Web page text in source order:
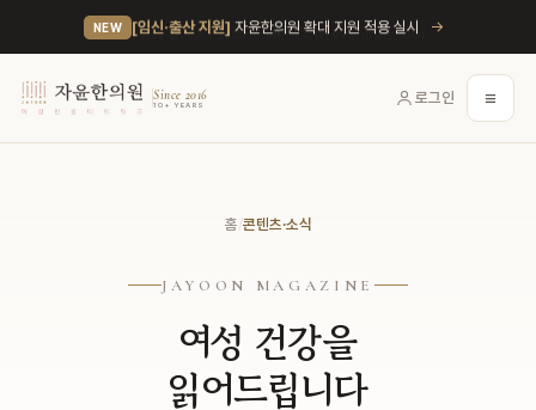
NEW [임신·출산 지원] 자윤한의원 확대 지원 적용 실시 →
Since 2016
10+ YEARS 로그인 ≡
홈/콘텐츠·소식
JAYOON MAGAZINE
여성 건강을
읽어드립니다